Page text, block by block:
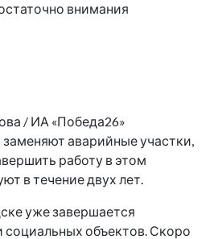
внимания
/ ИА «Победа26»
аварийные участки,
работу в этом
в течение двух лет.
уже завершается
объектов. Скоро